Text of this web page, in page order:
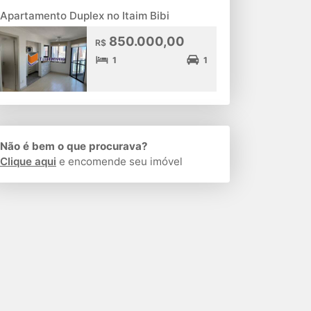
Apartamento Duplex no Itaim Bibi
R$850.000,00
1 1
Não é bem o que procurava?
Clique aqui e encomende seu imóvel